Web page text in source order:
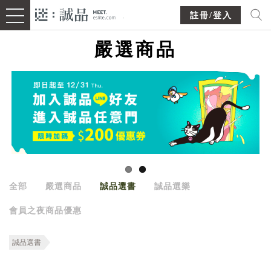
註冊/登入
嚴選商品
全部 嚴選商品 誠品選書 誠品選樂
會員之夜商品優惠
誠品選書